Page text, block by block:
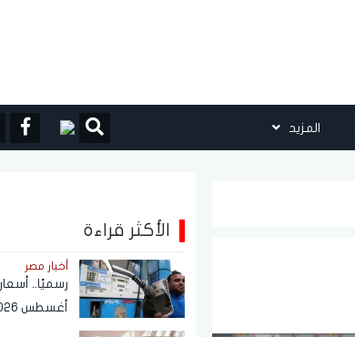
المزيد
الأكثر قراءة
أخبار مصر
أغسطس 2026